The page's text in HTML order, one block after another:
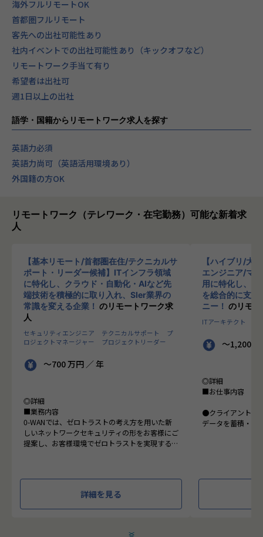
海外フルリモートOK
首都圏フルリモート
客先への出社可能性あり
社内イベントでの出社可能性あり（キックオフなど）
リモートワーク手当て有り
希望者は出社可
週1日以上の出社
語学・国籍からリモートワーク求人を探す
英語力必須
英語力尚可（英語活用環境あり）
外国籍の方OK
リモートワーク（テレワーク・在宅勤務）可能な新着求
人
【基本リモート/首都圏在住/テクニカルサ
ポート・リーダー候補】ITインフラ領域
に特化し、クラウド・自動化・AIなど先
端技術を積極的に取り入れ、SIer業界の
常識を変える企業！ のリモートワーク求
人
セキュリティエンジニア テクニカルサポート
プ
ロジェクトマネージャー
プロジェクトリーダー
～700 万円 ／ 年
◎詳細
■業務内容
0-WANでは、ゼロトラストの考え方を用いた新
しいネットワークセキュリティの形をお客様にご
提案し、お客様環境でゼロトラストを実現するた
本求人で採用する方には、テクニカルサポートや
詳細を見る
【ハイブリ/大
エンジニア/マ
用に特化し、
を総合的に支
ニー！ のリモ
ITアーキテクト
～1,200
◎詳細
■お仕事内容
●クライアントの
データを蓄積・加
って頂きます。
＜
＞